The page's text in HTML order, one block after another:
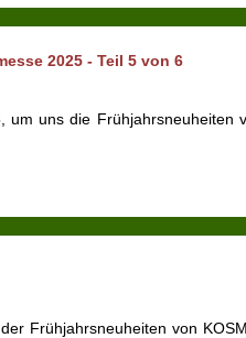
2025 - Teil 5 von 6
uns die
Frühjahrsneuheiten von